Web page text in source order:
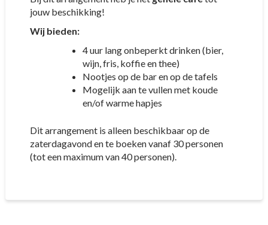
jouw beschikking!
Wij bieden:
4 uur lang onbeperkt drinken (bier,
wijn, fris, koffie en thee)
Nootjes op de bar en op de tafels
Mogelijk aan te vullen met koude
en/of warme hapjes
Dit arrangement is alleen beschikbaar op de
zaterdagavond en te boeken vanaf 30 personen
(tot een maximum van 40 personen).